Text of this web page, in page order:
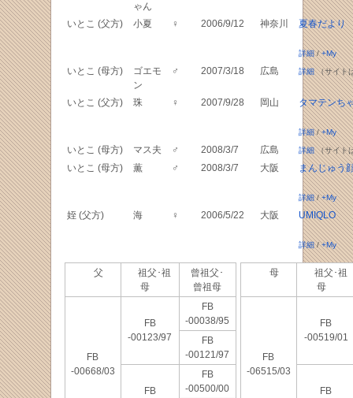
ゃん
いとこ (父方) 小夏 ♀ 2006/9/12 神奈川 夏春だより
詳細/+My
いとこ (母方)
ゴエモ
ン
♂ 2007/3/18 広島 詳細（サイト
いとこ (父方) 珠 ♀ 2007/9/28 岡山 タマテンち
詳細/+My
いとこ (母方) マス夫 ♂ 2008/3/7 広島 詳細（サイト
いとこ (母方) 薫 ♂ 2008/3/7 大阪 まんじゅう
詳細/+My
姪 (父方) 海 ♀ 2006/5/22 大阪 UMIQLO
詳細/+My
父
祖父･祖
母
曾祖父･
曾祖母
FB
-00668/03
FB
-00123/97
FB
-00038/95
FB
-00121/97
FB
FB
-00500/00
母
祖父･祖
母
FB
-06515/03
FB
-00519/01
FB